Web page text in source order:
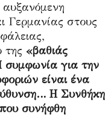
αυξανόμενη
Γερμανίας στους
της «βαθιάς
συμφωνία για την
είναι ένα
Η Συνθήκη
συνήφθη